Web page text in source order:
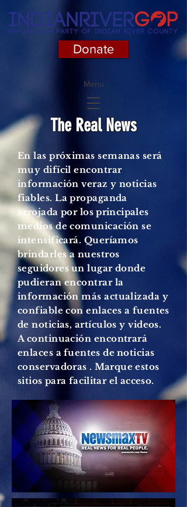
Donate
Menu
The Real News
En las próximas semanas será
muy difícil encontrar
información veraz y noticias
fiables. La propaganda
arrojada por los principales
medios de comunicación se
intensificará. Queríamos
brindarles a nuestros
seguidores un lugar donde
pudieran encontrar la
información más actualizada y
confiable con enlaces a fuentes
de noticias, artículos y videos.
A continuación encontrará
enlaces a fuentes de noticias
conservadoras . Marque estos
sitios para facilitar el acceso.